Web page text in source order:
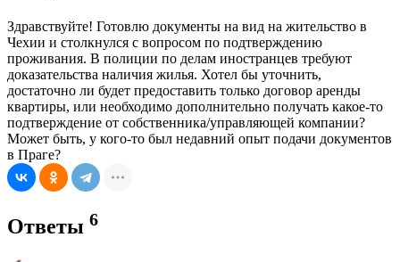
Здравствуйте! Готовлю документы на вид на жительство в
Чехии и столкнулся с вопросом по подтверждению
проживания. В полиции по делам иностранцев требуют
доказательства наличия жилья. Хотел бы уточнить,
достаточно ли будет предоставить только договор аренды
квартиры, или необходимо дополнительно получать какое-то
подтверждение от собственника/управляющей компании?
Может быть, у кого-то был недавний опыт подачи документов
в Праге?
Ответы 6